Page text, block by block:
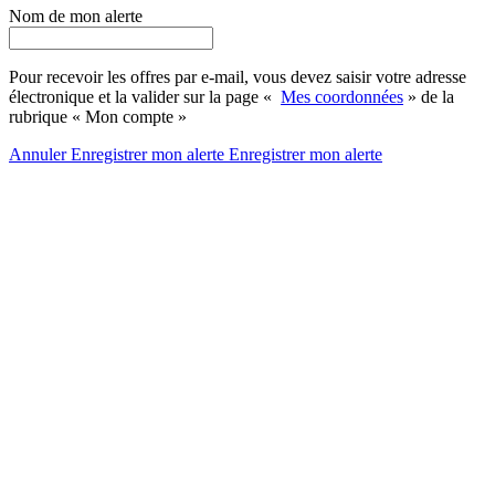
Nom de mon alerte
Pour recevoir les offres par e-mail, vous devez saisir votre adresse
électronique et la valider sur la page « Mes coordonnées » de la
rubrique « Mon compte »
AnnulerEnregistrer mon alerte Enregistrermon alerte